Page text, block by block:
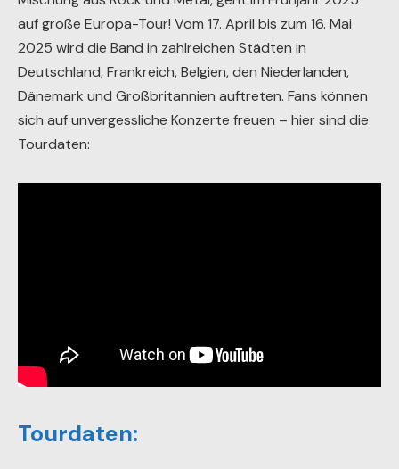
auf große Europa-Tour! Vom 17. April bis zum 16. Mai
2025 wird die Band in zahlreichen Städten in
Deutschland, Frankreich, Belgien, den Niederlanden,
Dänemark und Großbritannien auftreten. Fans können
sich auf unvergessliche Konzerte freuen – hier sind die
Tourdaten:
Tourdaten: